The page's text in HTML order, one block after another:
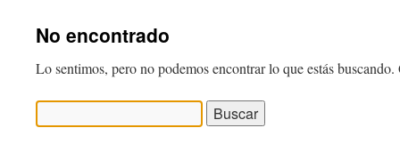
No encontrado
Lo sentimos, pero no podemos encontrar lo que estás